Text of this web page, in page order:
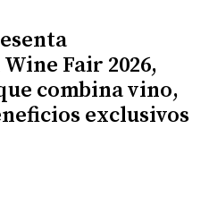
Fair 2026,
combina vino,
exclusivos